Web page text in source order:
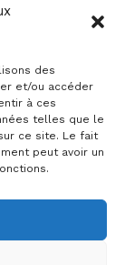
des
et/ou accéder
à ces
telles que le
ce site. Le fait
peut avoir un